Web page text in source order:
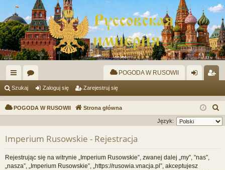
ię
ce
or
a
POGODA W RUSOWII
og
uj
ę
ej
es
j
Szukaj Zaloguj się Zarejestruj się
POGODA W RUSOWII Strona główna
z
Język:
Imperium Rusowskie - Rejestracja
Rejestrując się na witrynie „Imperium Rusowskie”, zwanej dalej „my”, ”nas”,
„nasza”, „Imperium Rusowskie”, „https://rusowia.vnacja.pl”, akceptujesz